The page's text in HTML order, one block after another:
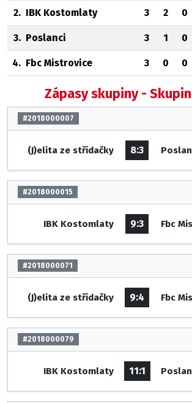
2. IBK Kostomlaty 3 2 0
3. Poslanci 3 1 0
4. Fbc Mistrovice 3 0 0
Zápasy skupiny -
#2018000007
(J)elita ze střídačky 8:3
#2018000015
IBK Kostomlaty 9:3 Fbc
#2018000071
(J)elita ze střídačky 9:4 Fbc
#2018000079
IBK Kostomlaty 11:1